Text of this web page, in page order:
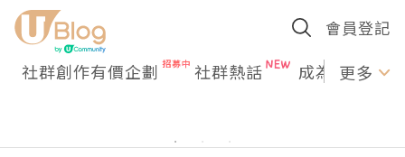
會員登記
社群創作有價企劃 社群熱話 成為U更多